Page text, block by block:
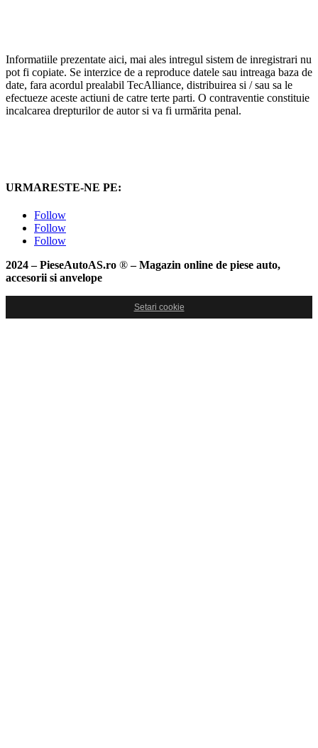
Informatiile prezentate aici, mai ales intregul sistem de inregistrari nu
pot fi copiate. Se interzice de a reproduce datele sau intreaga baza de
date, fara acordul prealabil TecAlliance, distribuirea si / sau sa le
efectueze aceste actiuni de catre terte parti. O contraventie constituie
incalcarea drepturilor de autor si va fi urmărita penal.
URMARESTE-NE PE:
Follow
Follow
Follow
2024 – PieseAutoAS.ro ®– Magazin online de piese auto,
accesorii si anvelope
Setari cookie